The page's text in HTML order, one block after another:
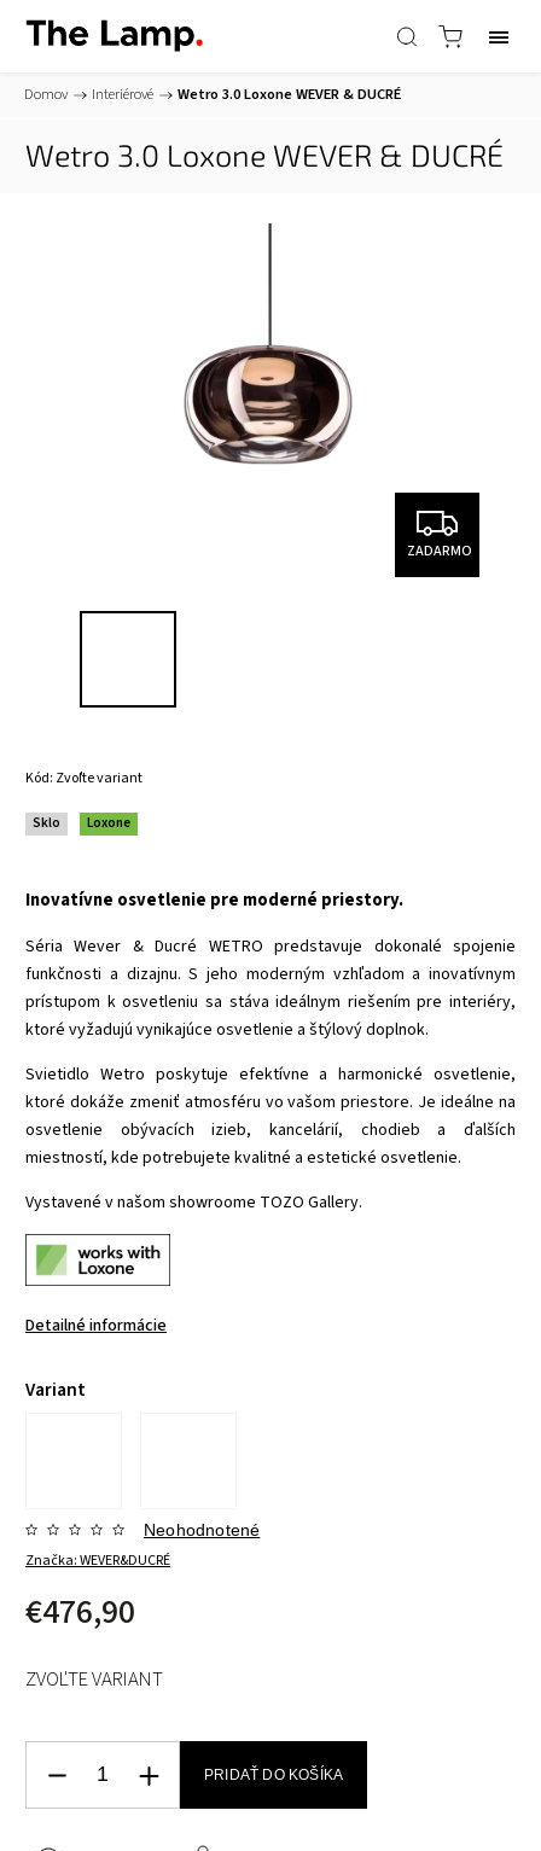
Domov / Interiérové / Wetro 3.0 LoxoneWEVER & DUCRÉ
Wetro 3.0 Loxone WEVER & DUCRÉ
ZADARMO
Kód: Zvoľte variant
Sklo Loxone
Inovatívne osvetlenie pre moderné priestory.
Séria Wever & Ducré WETRO predstavuje dokonalé spojenie
funkčnosti a dizajnu. S jeho moderným vzhľadom a inovatívnym
prístupom k osvetleniu sa stáva ideálnym riešením pre interiéry,
ktoré vyžadujú vynikajúce osvetlenie a štýlový doplnok.
Svietidlo Wetro poskytuje efektívne a harmonické osvetlenie,
ktoré dokáže zmeniť atmosféru vo vašom priestore. Je ideálne na
osvetlenie obývacích izieb, kancelárií, chodieb a ďalších
miestností, kde potrebujete kvalitné a estetické osvetlenie.
Vystavené v našom showroome TOZO Gallery.
Detailné informácie
Variant
Značka:WEVER&DUCRÉ
Neohodnotené
€476,90
ZVOĽTE VARIANT
PRIDAŤ DO KOŠÍKA